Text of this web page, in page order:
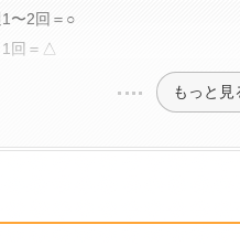
〜2回＝○
1回＝△
もっと見